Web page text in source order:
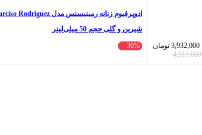
3,932,000 تومان
4,915,000
شیرین و گلی حجم 50 میلی‌لیتر
30%